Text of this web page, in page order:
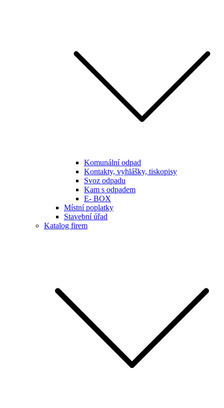
Komunální odpad
Kontakty, vyhlášky, tiskopisy
Svoz odpadu
Kam s odpadem
E- BOX
Místní poplatky
Stavební úřad
Katalog firem